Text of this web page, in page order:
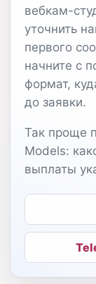
вебкам-
уточнить
первого
начните с
формат,
до заявки.
Так проще
Models:
выплаты